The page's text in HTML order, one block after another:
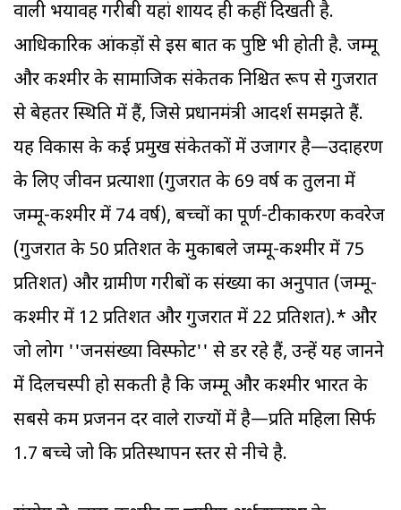
वाली भयावह गरीबी यहां शायद ही कहीं दिखती है.
आधिकारिक आंकड़ों से इस बात की पुष्टि भी होती है. जम्मू
और कश्मीर के सामाजिक संकेतक निश्चित रूप से गुजरात
से बेहतर स्थिति में हैं, जिसे प्रधानमंत्री आदर्श समझते हैं.
यह विकास के कई प्रमुख संकेतकों में उजागर है—उदाहरण
के लिए जीवन प्रत्याशा (गुजरात के 69 वर्ष की तुलना में
जम्मू-कश्मीर में 74 वर्ष), बच्चों का पूर्ण-टीकाकरण कवरेज
(गुजरात के 50 प्रतिशत के मुकाबले जम्मू-कश्मीर में 75
प्रतिशत) और ग्रामीण गरीबों की संख्या का अनुपात (जम्मू-
कश्मीर में 12 प्रतिशत और गुजरात में 22 प्रतिशत).* और
जो लोग ''जनसंख्या विस्फोट'' से डर रहे हैं, उन्हें यह जानने
में दिलचस्पी हो सकती है कि जम्मू और कश्मीर भारत के
सबसे कम प्रजनन दर वाले राज्यों में है—प्रति महिला सिर्फ
1.7 बच्चे जो कि प्रतिस्थापन स्तर से नीचे है.